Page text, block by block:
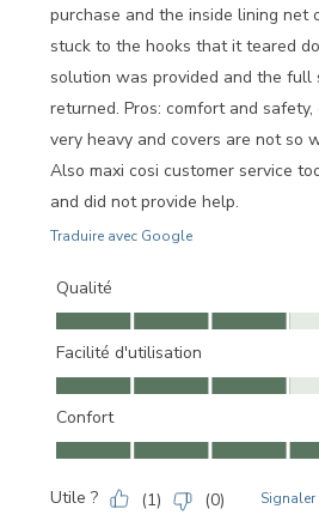
purchase and the inside lining net
stuck to the hooks that it teared
solution was provided and the full
returned. Pros: comfort and
very heavy and covers are not so
Also maxi cosi customer service
and did not provide help.
Traduire avec Google
Qualité
Qualité, 3.0 sur 5
Facilité d'utilisation
Facilité d'utilisation, 3.0 sur 5
Confort
Confort, 5.0 sur 5
Utile ? (1) (0) Signaler